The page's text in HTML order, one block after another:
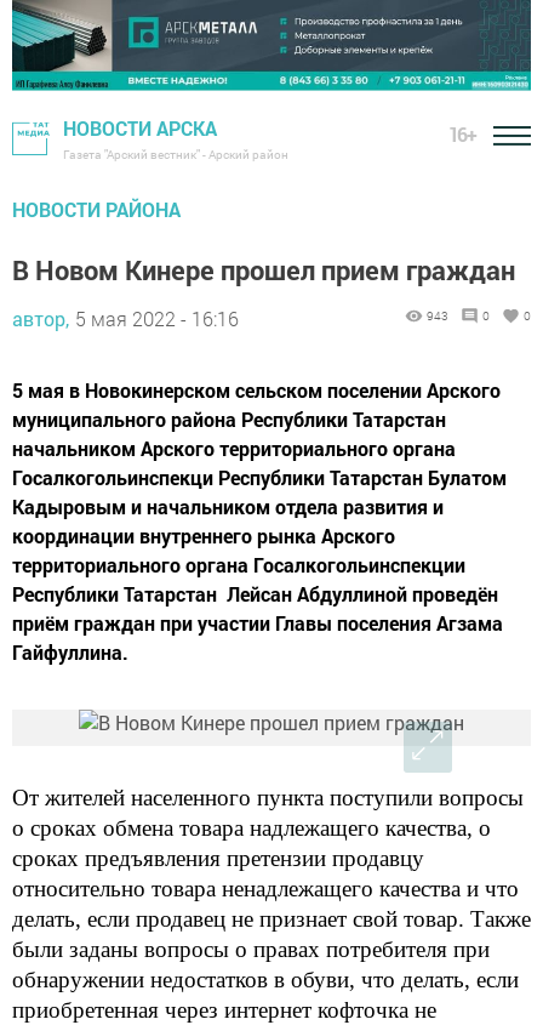
НОВОСТИ АРСКА
Газета "Арский вестник" - Арский район
16+
НОВОСТИ РАЙОНА
В Новом Кинере прошел прием граждан
автор, 5 мая 2022 - 16:16 943 0 0
5 мая в Новокинерском сельском поселении Арского
муниципального района Республики Татарстан
начальником Арского территориального органа
Госалкогольинспекци Республики Татарстан Булатом
Кадыровым и начальником отдела развития и
координации внутреннего рынка Арского
территориального органа Госалкогольинспекции
Республики Татарстан Лейсан Абдуллиной проведён
приём граждан при участии Главы поселения Агзама
Гайфуллина.
От жителей населенного пункта поступили вопросы
о сроках обмена товара надлежащего качества, о
сроках предъявления претензии продавцу
относительно товара ненадлежащего качества и что
делать, если продавец не признает свой товар. Также
были заданы вопросы о правах потребителя при
обнаружении недостатков в обуви, что делать, если
приобретенная через интернет кофточка не